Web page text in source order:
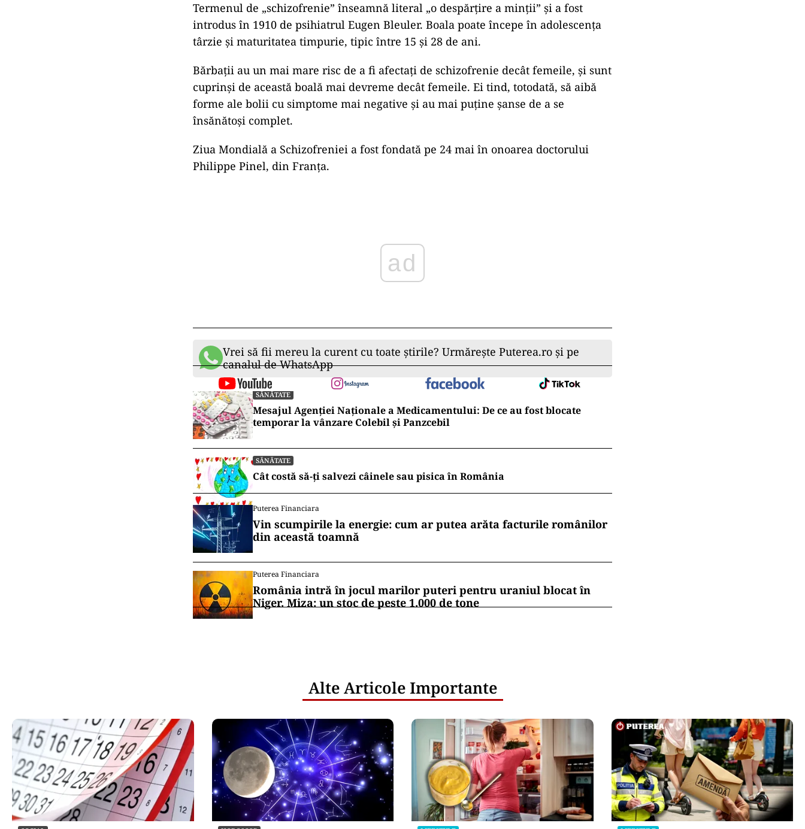
Termenul de „schizofrenie” înseamnă literal „o despărțire a minții” și a fost
introdus în 1910 de psihiatrul Eugen Bleuler. Boala poate începe în adolescența
târzie și maturitatea timpurie, tipic între 15 și 28 de ani.
Bărbații au un mai mare risc de a fi afectați de schizofrenie decât femeile, și sunt
cuprinși de această boală mai devreme decât femeile. Ei tind, totodată, să aibă
forme ale bolii cu simptome mai negative și au mai puține șanse de a se
însănătoși complet.
Ziua Mondială a Schizofreniei a fost fondată pe 24 mai în onoarea doctorului
Philippe Pinel, din Franța.
ad
Vrei să fii mereu la curent cu toate știrile? Urmărește Puterea.ro și pe
canalul de WhatsApp
SĂNĂTATE
Mesajul Agenției Naționale a Medicamentului: De ce au fost blocate
temporar la vânzare Colebil și Panzcebil
SĂNĂTATE
Cât costă să-ți salvezi câinele sau pisica în România
Puterea Financiara
Vin scumpirile la energie: cum ar putea arăta facturile românilor
din această toamnă
Puterea Financiara
România intră în jocul marilor puteri pentru uraniul blocat în
Niger. Miza: un stoc de peste 1.000 de tone
Alte Articole Importante